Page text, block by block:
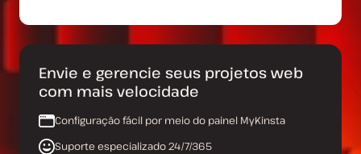
Envie e gerencie seus projetos web
com mais velocidade
Configuração fácil por meio do painel MyKinsta
Suporte especializado 24/7/365